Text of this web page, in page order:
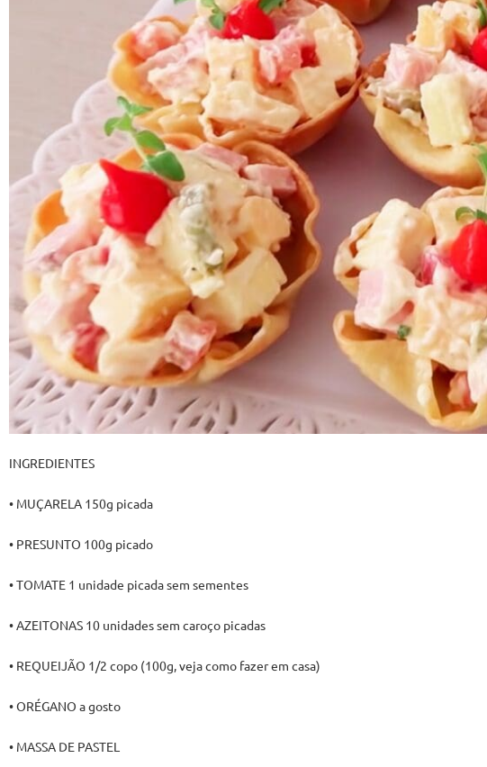
INGREDIENTES
• MUÇARELA 150g picada
• PRESUNTO 100g picado
• TOMATE 1 unidade picada sem sementes
• AZEITONAS 10 unidades sem caroço picadas
• REQUEIJÃO 1/2 copo (100g, veja como fazer em casa)
• ORÉGANO a gosto
• MASSA DE PASTEL